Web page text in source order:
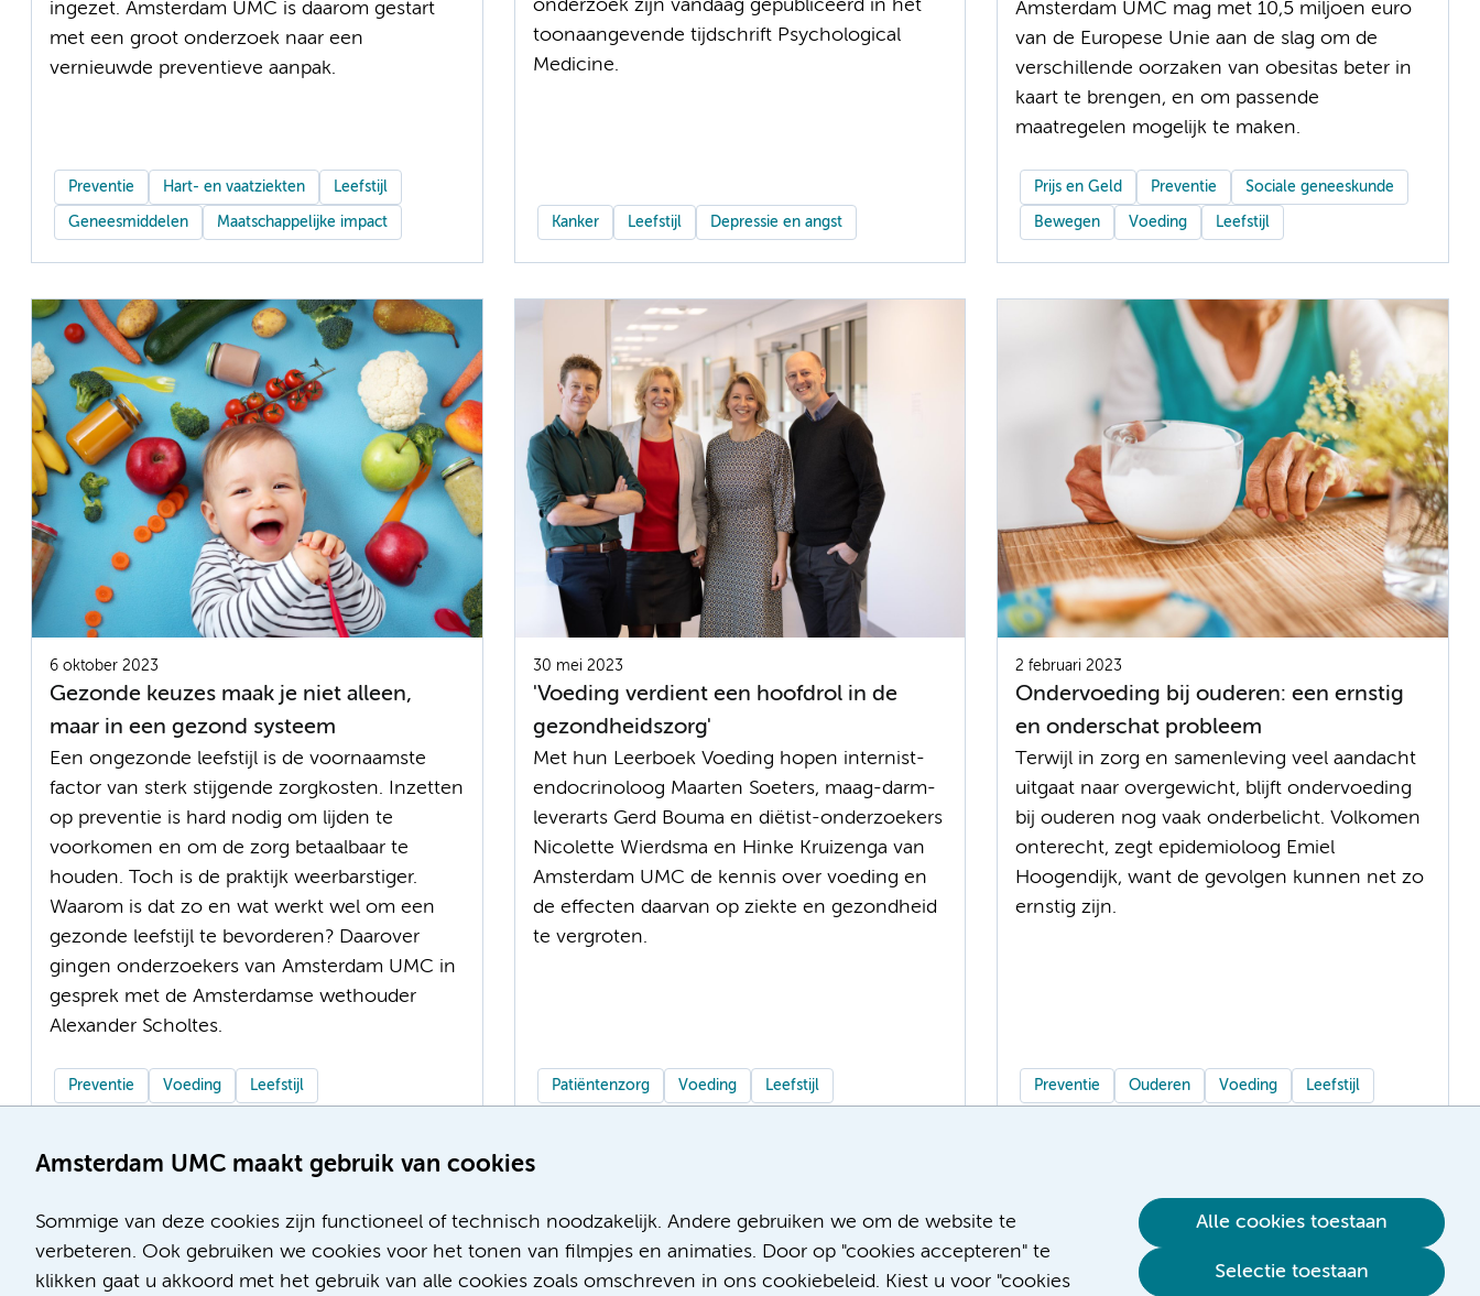
Amsterdam UMC maakt gebruik van cookies
Sommige van deze cookies zijn functioneel of technisch noodzakelijk. Andere gebruiken we om de website te
verbeteren. Ook gebruiken we cookies voor het tonen van filmpjes en animaties. Door op "cookies accepteren" te
klikken gaat u akkoord met het gebruik van alle cookies zoals omschreven in ons cookiebeleid. Kiest u voor "cookies
Alle cookies toestaan
Selectie toestaan
ingezet. Amsterdam UMC is daarom gestart
met een groot onderzoek naar een
vernieuwde preventieve aanpak.
Preventie Hart- en vaatziekten Leefstijl
Geneesmiddelen Maatschappelijke impact
onderzoek zijn vandaag gepubliceerd in het
toonaangevende tijdschrift Psychological
Medicine.
Kanker Leefstijl Depressie en angst
Amsterdam UMC mag met 10,5 miljoen euro
van de Europese Unie aan de slag om de
verschillende oorzaken van obesitas beter in
kaart te brengen, en om passende
maatregelen mogelijk te maken.
Prijs en Geld Preventie Sociale geneeskunde
Bewegen Voeding Leefstijl
6 oktober 2023
Gezonde keuzes maak je niet alleen,
maar in een gezond systeem
Een ongezonde leefstijl is de voornaamste
factor van sterk stijgende zorgkosten. Inzetten
op preventie is hard nodig om lijden te
voorkomen en om de zorg betaalbaar te
houden. Toch is de praktijk weerbarstiger.
Waarom is dat zo en wat werkt wel om een
gezonde leefstijl te bevorderen? Daarover
gingen onderzoekers van Amsterdam UMC in
gesprek met de Amsterdamse wethouder
Alexander Scholtes.
Preventie Voeding Leefstijl
30 mei 2023
'Voeding verdient een hoofdrol in de
gezondheidszorg'
Met hun Leerboek Voeding hopen internist-
endocrinoloog Maarten Soeters, maag-darm-
leverarts Gerd Bouma en diëtist-onderzoekers
Nicolette Wierdsma en Hinke Kruizenga van
Amsterdam UMC de kennis over voeding en
de effecten daarvan op ziekte en gezondheid
te vergroten.
Patiëntenzorg Voeding Leefstijl
2 februari 2023
Ondervoeding bij ouderen: een ernstig
en onderschat probleem
Terwijl in zorg en samenleving veel aandacht
uitgaat naar overgewicht, blijft ondervoeding
bij ouderen nog vaak onderbelicht. Volkomen
onterecht, zegt epidemioloog Emiel
Hoogendijk, want de gevolgen kunnen net zo
ernstig zijn.
Preventie Ouderen Voeding Leefstijl
Meer